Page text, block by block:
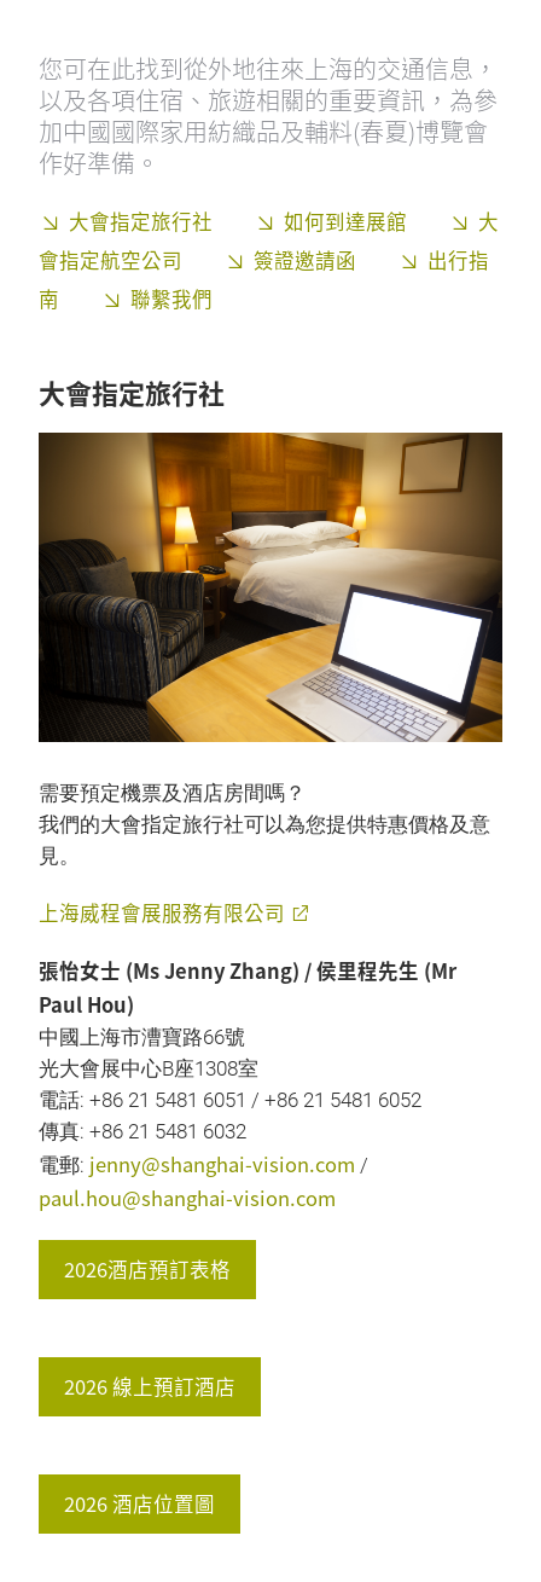
您可在此找到從外地往來上海的交通信息，
以及各項住宿、旅遊相關的重要資訊，為參
加中國國際家用紡織品及輔料(春夏)博覽會
作好準備。
大會指定旅行社 如何到達展館
大
會指定航空公司
簽證邀請函
出行指
南
聯繫我們
大會指定旅行社
需要預定機票及酒店房間嗎？
我們的大會指定旅行社可以為您提供特惠價格及意
見。
上海威程會展服務有限公司
張怡女士 (Ms Jenny Zhang) / 侯里程先生 (Mr
Paul Hou)
中國上海市漕寶路66號
光大會展中心B座1308室
電話: +86 21 5481 6051 / +86 21 5481 6052
傳真: +86 21 5481 6032
電郵: jenny@shanghai-vision.com /
paul.hou@shanghai-vision.com
2026酒店預訂表格
2026 線上預訂酒店
2026 酒店位置圖